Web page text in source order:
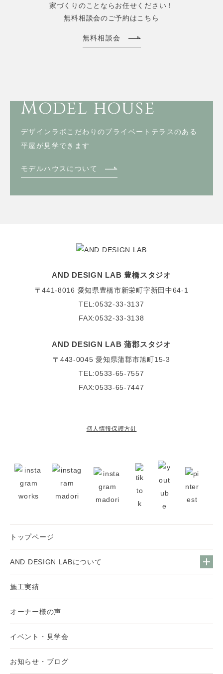
家づくりのことならお任せください！
無料相談会のご予約はこちら
無料相談会
Model house
デザインラボこだわりのプライベートテラスのある
平屋が見学できます
モデルハウスについて
AND DESIGN LAB 豊橋スタジオ
〒441-8016 愛知県豊橋市新栄町字新田中64-1
TEL:0532-33-3137
FAX:0532-33-3138
AND DESIGN LAB 蒲郡スタジオ
〒443-0045 愛知県蒲郡市旭町15-3
TEL:0533-65-7557
FAX:0533-65-7447
個人情報保護方針
トップページ
AND DESIGN LABについて
施工実績
オーナー様の声
イベント・見学会
お知らせ・ブログ